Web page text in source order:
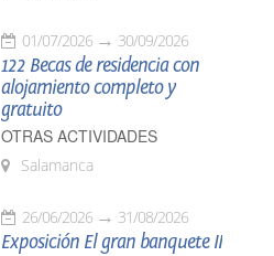
01/07/2026 30/09/2026
122 Becas de residencia con
alojamiento completo y
gratuito
OTRAS ACTIVIDADES
Salamanca
26/06/2026 31/08/2026
Exposición El gran banquete II